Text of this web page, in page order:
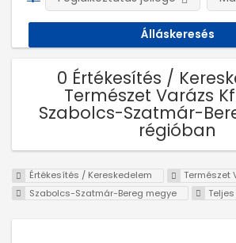
0 Értékesítés /
Természet Varázs
Szabolcs-Szatmár-
régióban
Értékesítés / Kereskedelem
Természet
Szabolcs-Szatmár-Bereg megye